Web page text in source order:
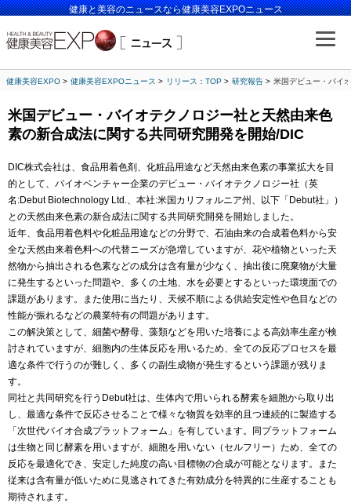
健康と美容のニュースなら健康美容EXPOニュース
健康美容EXPO 健康美容EXPOニュース リリース：TOP 研究報告 米国デビュー・バイ
米国デビュー・バイオテクノロジー社と天然由来色
素の新合成法に関する共同研究開発を開始/DIC
DIC株式会社は、食品用着色剤、化粧品用途など天然由来色素の事業拡大を目
的として、バイオベンチャー企業のデビュー・バイオテクノロジー社（英
名:Debut Biotechnology Ltd.、本社:米国カリフォルニア州、以下「Debut社」）
との天然由来色素の新合成法に関する共同研究開発を開始しました。
近年、食品用着色料や化粧品用途などの分野で、石油由来の合成着色料から安
全な天然由来着色料への代替ニーズが急増していますが、花や植物といった天
然物から抽出される色素などの成分は含有量が少なく、抽出後に廃棄物が大量
に発生するといった問題や、多くの土地、水を必要とするといった環境面での
課題があります。また使用に当たり、天候不順による供給安定性や色目などの
性能が振れるなどの農業特有の問題があります。
この解決策として、細菌や酵母、藻類などを用いた培養による高効率生産が検
討されていますが、細胞内の生体反応を用いるため、全ての反応プロセスを最
適な条件で行うのが難しく、多くの副生成物が発生するという課題が残りま
す。
同社と共同研究を行うDebut社は、生体内で用いられる酵素を細胞から取り出
し、最適な条件で反応させることで様々な物質を効率的且つ連続的に製造する
「次世代バイオ合成プラットフォーム」を有しています。同プラットフォーム
は生物と同じ酵素を用いますが、細胞を用いない（セルフリー）ため、全ての
反応を最適化でき、安定した純度の高い目標物の合成が可能となります。また
従来は含有量が低いために見逃されてきた有効成分を特異的に生産することも
期待されます。